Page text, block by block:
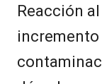
Reacción